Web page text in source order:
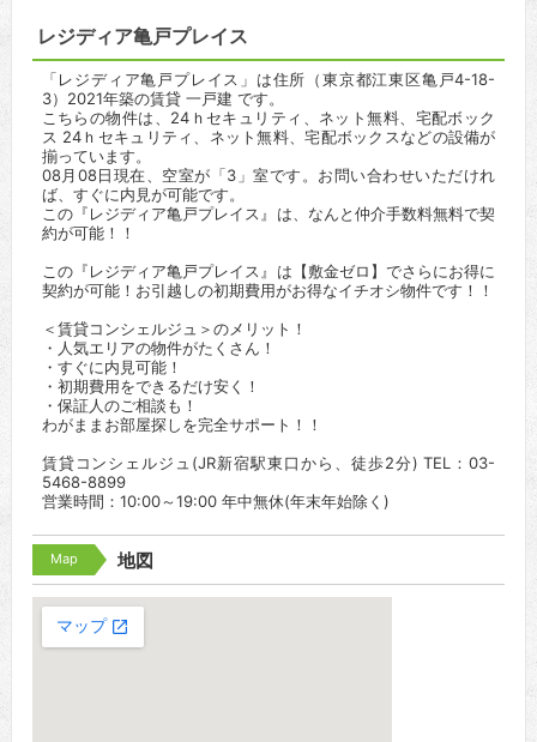
レジディア亀戸プレイス
「レジディア亀戸プレイス」は住所（東京都江東区亀戸4-18-
3）2021年築の賃貸 一戸建 です。
こちらの物件は、24ｈセキュリティ、ネット無料、宅配ボック
ス 24ｈセキュリティ、ネット無料、宅配ボックスなどの設備が
揃っています。
08月08日現在、空室が「3」室です。お問い合わせいただけれ
ば、すぐに内見が可能です。
この『レジディア亀戸プレイス』は、なんと仲介手数料無料で契
約が可能！！
この『レジディア亀戸プレイス』は【敷金ゼロ】でさらにお得に
契約が可能！お引越しの初期費用がお得なイチオシ物件です！！
＜賃貸コンシェルジュ＞のメリット！
・人気エリアの物件がたくさん！
・すぐに内見可能！
・初期費用をできるだけ安く！
・保証人のご相談も！
わがままお部屋探しを完全サポート！！
賃貸コンシェルジュ(JR新宿駅東口から、徒歩2分) TEL：03-
5468-8899
営業時間：10:00～19:00 年中無休(年末年始除く)
Map 地図